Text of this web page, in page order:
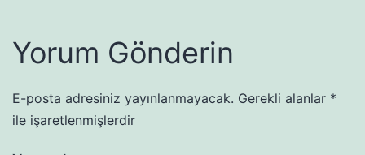
Yorum Gönderin
E-posta adresiniz yayınlanmayacak. Gerekli alanlar *
ile işaretlenmişlerdir